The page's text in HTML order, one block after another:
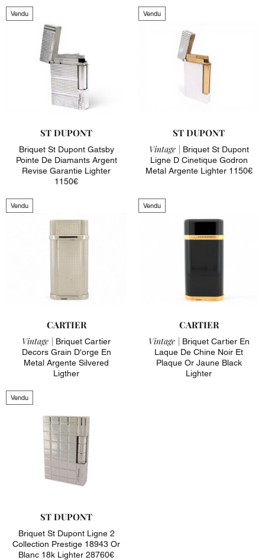
Vendu
ST DUPONT
Briquet St Dupont Gatsby
Pointe De Diamants Argent
Revise Garantie Lighter
1150€
Vendu
ST DUPONT
Vintage | Briquet St Dupont
Ligne D Cinetique Godron
Metal Argente Lighter 1150€
Vendu
CARTIER
Vintage | Briquet Cartier
Decors Grain D'orge En
Metal Argente Silvered
Ligther
Vendu
CARTIER
Vintage | Briquet Cartier En
Laque De Chine Noir Et
Plaque Or Jaune Black
Lighter
Vendu
ST DUPONT
Briquet St Dupont Ligne 2
Collection Prestige 18943 Or
Blanc 18k Lighter 28760€